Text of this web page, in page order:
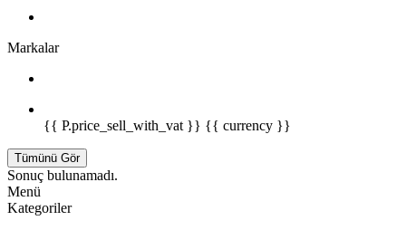
Markalar
{{ P.price_sell_with_vat }} {{ currency }}
Tümünü Gör
Sonuç bulunamadı.
Menü
Kategoriler